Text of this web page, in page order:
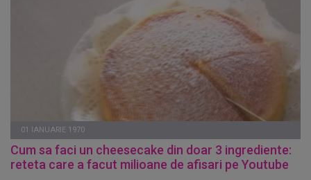
01 IANUARIE 1970
Cum sa faci un cheesecake din doar 3 ingrediente:
reteta care a facut milioane de afisari pe Youtube